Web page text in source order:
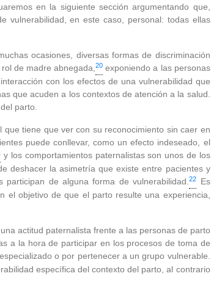
en la siguiente sección argumentando que,
vulnerabilidad, en este caso, personal: todas ellas
ocasiones, diversas formas de discriminación
de madre abnegada,20 exponiendo a las personas
con los efectos de una vulnerabilidad que
que acuden a los contextos de atención a la salud.
parto.
tiene que ver con su reconocimiento sin caer en
puede conllevar, como un efecto indeseado, el
y los comportamientos paternalistas son unos de los
deshacer la asimetría que existe entre pacientes y
de alguna forma de vulnerabilidad.22
Es
el objetivo de que el parto resulte una experiencia,
actitud paternalista frente a las personas de parto
a la hora de participar en los procesos de toma de
o por pertenecer a un grupo vulnerable.
específica del contexto del parto, al contrario